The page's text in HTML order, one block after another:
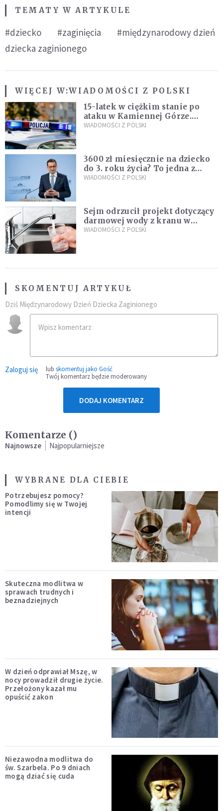
TEMATY W ARTYKULE
#dziecko #zaginięcia
#międzynarodowy dzień
dziecka zaginionego
WIĘCEJ W:WIADOMOŚCI Z POLSKI
15-latek w ciężkim stanie po
ataku w Kamiennej Górze.
Policja zatrzymała dwóch
WIADOMOŚCI Z POLSKI
3600 zł miesięcznie na dziecko
do 3. roku życia? To jedna z
propozycji programu "Rozwój
WIADOMOŚCI Z POLSKI
Sejm odrzucił projekt dotyczący
darmowej wody z kranu w
restauracjach
WIADOMOŚCI Z POLSKI
SKOMENTUJ ARTYKUŁ
Dziś Międzynarodowy Dzień Dziecka Zaginionego
Zaloguj się lub skomentuj jako Gość
Twój komentarz będzie moderowany
DODAJ KOMENTARZ
Komentarze ()
Najnowsze Najpopularniejsze
WYBRANE DLA CIEBIE
Potrzebujesz pomocy?
Pomodlimy się w Twojej
intencji
Skuteczna modlitwa w
sprawach trudnych i
beznadziejnych
W dzień odprawiał Mszę, w
nocy prowadził drugie życie.
Przełożony kazał mu
opuścić zakon
Niezawodna modlitwa do
św. Szarbela. Po 9 dniach
mogą dziać się cuda